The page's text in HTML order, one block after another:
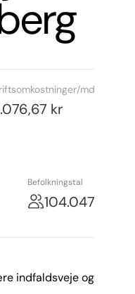
md
kr
Befolkningstal
104.047
indfaldsveje og